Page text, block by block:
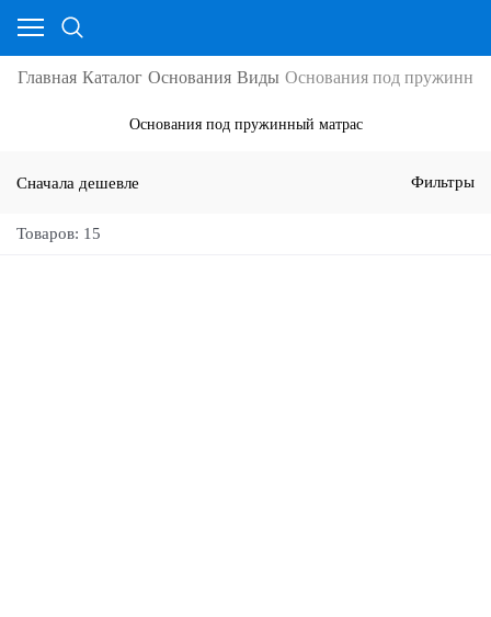
Главная Каталог Основания Виды Основания под
Основания под пружинный матрас
Сначала дешевле Фильтры
Товаров: 15